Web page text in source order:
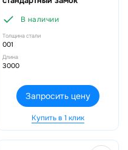
В наличии
Толщина стали
001
Длина
3000
Запросить цену
Купить в 1 клик